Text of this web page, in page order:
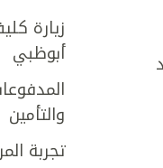
زيارة
أبوظبي
والتأمين
تجربة